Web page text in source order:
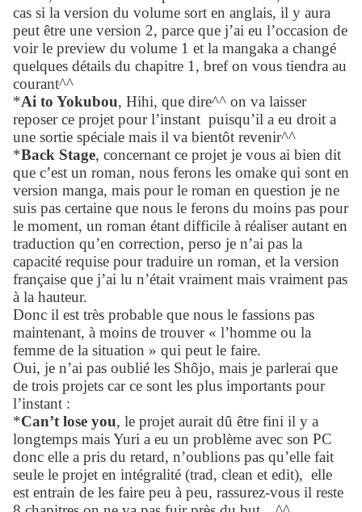
cas si la version du volume sort en anglais, il y aura
peut être une version 2, parce que j’ai eu l’occasion de
voir le preview du volume 1 et la mangaka a changé
quelques détails du chapitre 1, bref on vous tiendra au
courant^^
*Ai to Yokubou, Hihi, que dire^^ on va laisser
reposer ce projet pour l’instant puisqu’il a eu droit a
une sortie spéciale mais il va bientôt revenir^^
*Back Stage, concernant ce projet je vous ai bien dit
que c’est un roman, nous ferons les omake qui sont en
version manga, mais pour le roman en question je ne
suis pas certaine que nous le ferons du moins pas pour
le moment, un roman étant difficile à réaliser autant en
traduction qu’en correction, perso je n’ai pas la
capacité requise pour traduire un roman, et la version
française que j’ai lu n’était vraiment mais vraiment pas
à la hauteur.
Donc il est très probable que nous le fassions pas
maintenant, à moins de trouver « l’homme ou la
femme de la situation » qui peut le faire.
Oui, je n’ai pas oublié les Shôjo, mais je parlerai que
de trois projets car ce sont les plus importants pour
l’instant :
*Can’t lose you, le projet aurait dû être fini il y a
longtemps mais Yuri a eu un problème avec son PC
donc elle a pris du retard, n’oublions pas qu’elle fait
seule le projet en intégralité (trad, clean et edit), elle
est entrain de les faire peu à peu, rassurez-vous il reste